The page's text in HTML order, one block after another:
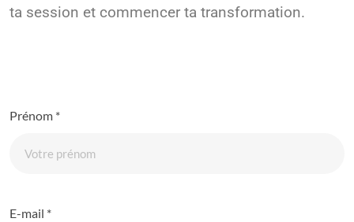
ta session et commencer ta transformation.
Prénom *
E-mail *